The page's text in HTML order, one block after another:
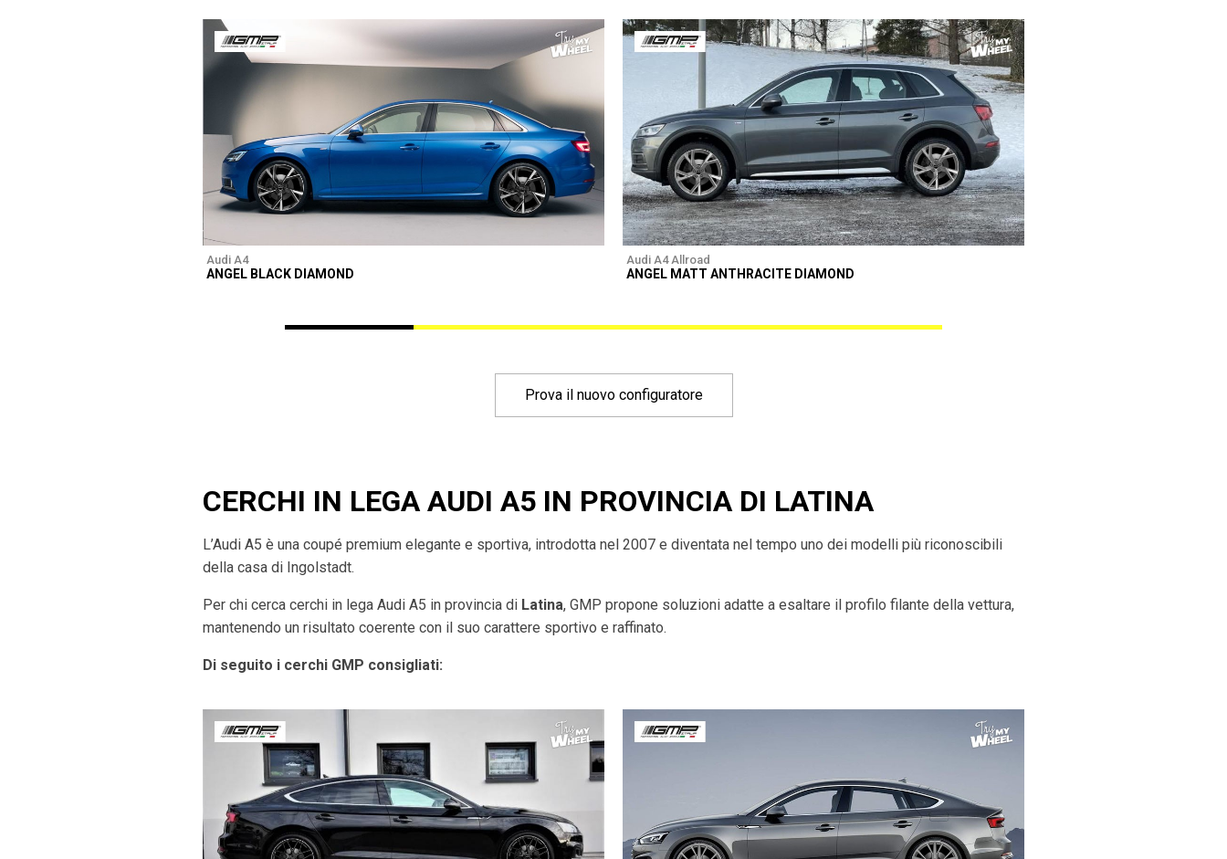
Audi A4
ANGEL BLACK DIAMOND
Audi A4 Allroad
ANGEL MATT ANTHRACITE DIAMOND
Prova il nuovo configuratore
CERCHI IN LEGA AUDI A5 IN PROVINCIA DI LATINA
L’Audi A5 è una coupé premium elegante e sportiva, introdotta nel 2007 e diventata nel tempo uno dei modelli più riconoscibili
della casa di Ingolstadt.
Per chi cerca cerchi in lega Audi A5 in provincia di Latina, GMP propone soluzioni adatte a esaltare il profilo filante della vettura,
mantenendo un risultato coerente con il suo carattere sportivo e raffinato.
Di seguito i cerchi GMP consigliati: